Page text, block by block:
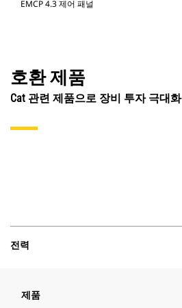
EMCP 4.3 제어 패널
호환 제품
Cat 관련 제품으로 장비 투자 극대화
전력
제품